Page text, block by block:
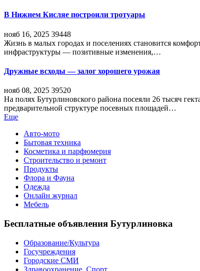
В Нижнем Кисляе построили тротуары
нояб 16, 2025 39448
Жизнь в малых городах и поселениях становится
инфраструктуры — позитивные изменения,…
Дружные всходы — залог хорошего урожая
нояб 08, 2025 39520
На полях Бутурлиновского района посеяли 26 тысяч
предварительной структуре посевных площадей…
Еще
Авто-мото
Бытовая техника
Косметика и парфюмерия
Строительство и ремонт
Продукты
Флора и Фауна
Одежда
Онлайн журнал
Мебель
Бесплатные объявления Бутурлиновка
Образование/Культура
Госучреждения
Городские СМИ
Здравоохранение. Спорт